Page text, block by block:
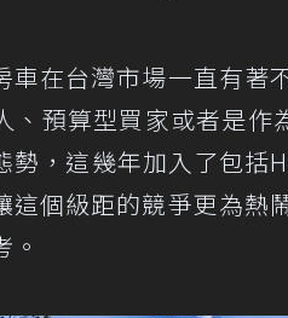
車在台灣市場一直有著
、預算型買家或者是
勢，這幾年加入了包括
這個級距的競爭更為熱
。